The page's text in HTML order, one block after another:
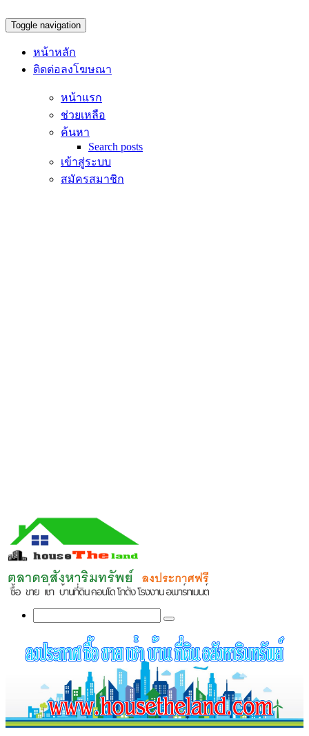
Toggle navigation
หน้าหลัก
ติดต่อลงโฆษณา
หน้าแรก
ช่วยเหลือ
ค้นหา
Search posts
เข้าสู่ระบบ
สมัครสมาชิก